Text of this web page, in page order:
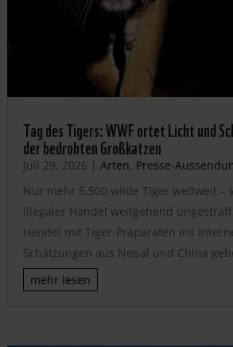
Tag des Tigers: WWF ortet Licht und
der bedrohten Großkatzen
Juli 29, 2026 | Arten, Presse-
Nur mehr 5.500 wilde Tiger weltweit –
illegaler Handel weitgehend
Handel mit Tiger-Präparaten ins
Schätzungen aus Nepal und China
mehr lesen